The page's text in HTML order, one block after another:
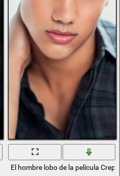
El hombre lobo de la película